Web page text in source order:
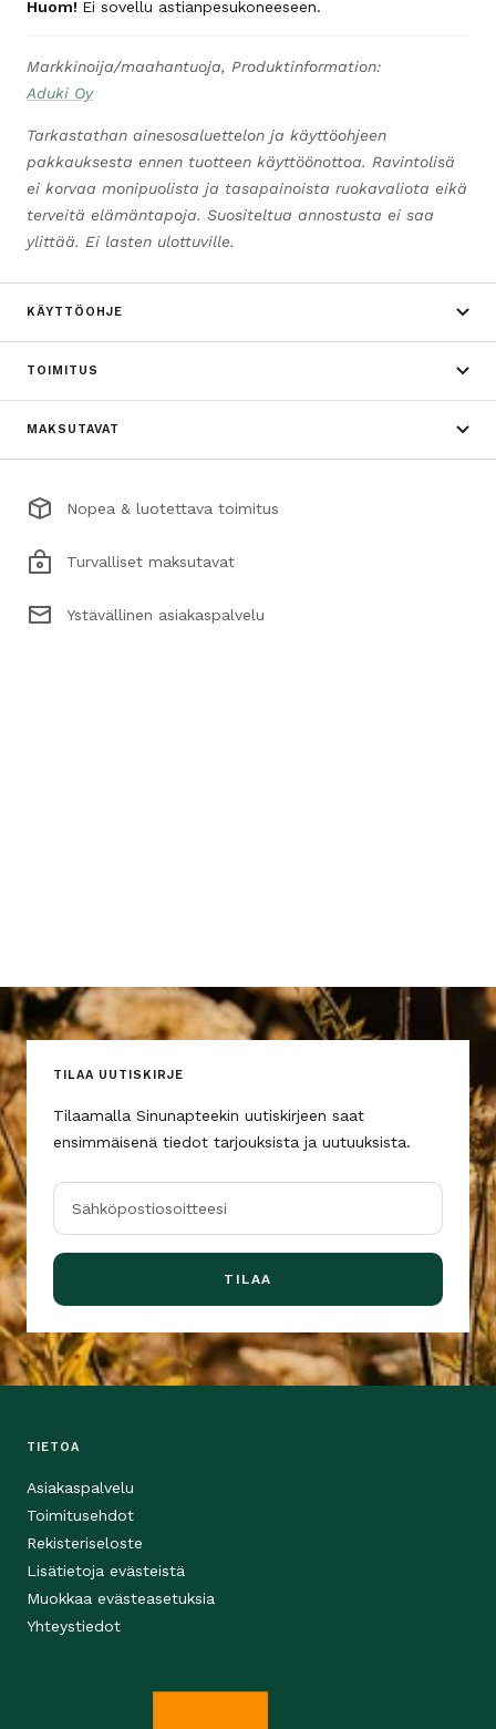
Huom! Ei sovellu astianpesukoneeseen.
Markkinoija/maahantuoja, Produktinformation:
Aduki Oy
Tarkastathan ainesosaluettelon ja käyttöohjeen
pakkauksesta ennen tuotteen käyttöönottoa. Ravintolisä
ei korvaa monipuolista ja tasapainoista ruokavaliota eikä
terveitä elämäntapoja. Suositeltua annostusta ei saa
ylittää. Ei lasten ulottuville.
KÄYTTÖOHJE
TOIMITUS
MAKSUTAVAT
Nopea & luotettava toimitus
Turvalliset maksutavat
Ystävällinen asiakaspalvelu
TILAA UUTISKIRJE
Tilaamalla Sinunapteekin uutiskirjeen saat
ensimmäisenä tiedot tarjouksista ja uutuuksista.
Sähköpostiosoitteesi
TILAA
TIETOA
Asiakaspalvelu
Toimitusehdot
Rekisteriseloste
Lisätietoja evästeistä
Muokkaa evästeasetuksia
Yhteystiedot